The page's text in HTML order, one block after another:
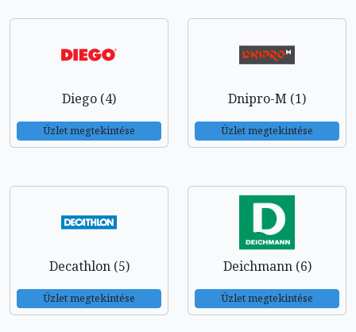
Diego (4)
Üzlet megtekintése
Dnipro-M (1)
Üzlet megtekintése
Decathlon (5)
Üzlet megtekintése
Deichmann (6)
Üzlet megtekintése